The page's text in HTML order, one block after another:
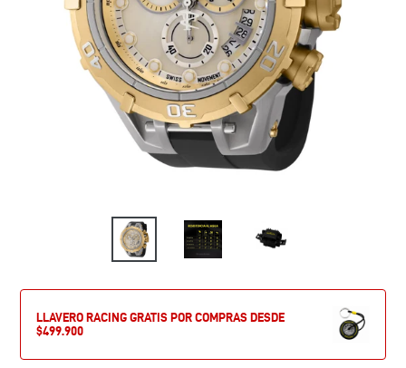
LLAVERO RACING GRATIS POR COMPRAS DESDE
$499.900